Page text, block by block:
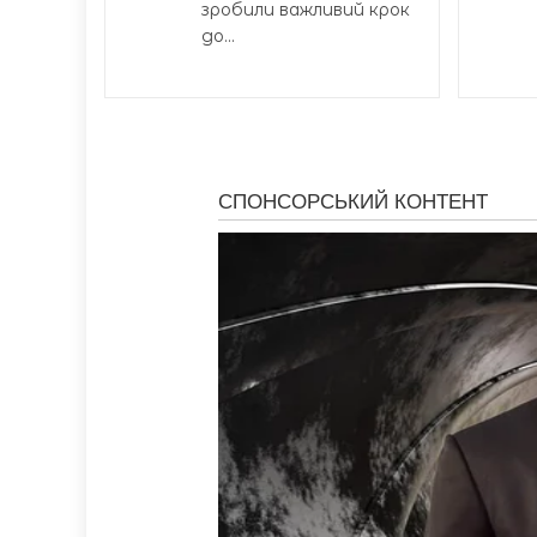
зробили важливий крок
до...